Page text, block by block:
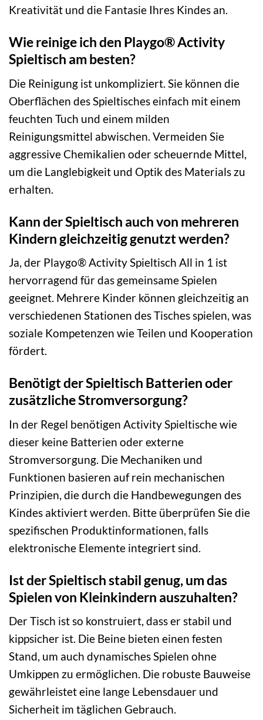
Kreativität und die Fantasie Ihres Kindes an.
Wie reinige ich den Playgo® Activity
Spieltisch am besten?
Die Reinigung ist unkompliziert. Sie können die
Oberflächen des Spieltisches einfach mit einem
feuchten Tuch und einem milden
Reinigungsmittel abwischen. Vermeiden Sie
aggressive Chemikalien oder scheuernde Mittel,
um die Langlebigkeit und Optik des Materials zu
erhalten.
Kann der Spieltisch auch von mehreren
Kindern gleichzeitig genutzt werden?
Ja, der Playgo® Activity Spieltisch All in 1 ist
hervorragend für das gemeinsame Spielen
geeignet. Mehrere Kinder können gleichzeitig an
verschiedenen Stationen des Tisches spielen, was
soziale Kompetenzen wie Teilen und Kooperation
fördert.
Benötigt der Spieltisch Batterien oder
zusätzliche Stromversorgung?
In der Regel benötigen Activity Spieltische wie
dieser keine Batterien oder externe
Stromversorgung. Die Mechaniken und
Funktionen basieren auf rein mechanischen
Prinzipien, die durch die Handbewegungen des
Kindes aktiviert werden. Bitte überprüfen Sie die
spezifischen Produktinformationen, falls
elektronische Elemente integriert sind.
Ist der Spieltisch stabil genug, um das
Spielen von Kleinkindern auszuhalten?
Der Tisch ist so konstruiert, dass er stabil und
kippsicher ist. Die Beine bieten einen festen
Stand, um auch dynamisches Spielen ohne
Umkippen zu ermöglichen. Die robuste Bauweise
gewährleistet eine lange Lebensdauer und
Sicherheit im täglichen Gebrauch.